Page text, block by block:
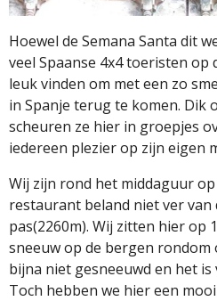
Hoewel de Semana Santa dit
veel Spaanse 4x4 toeristen op
leuk vinden om met een zo
in Spanje terug te komen. Dik
scheuren ze hier in groepjes
iedereen plezier op zijn eigen
Wij zijn rond het middaguur
restaurant beland niet ver van
pas(2260m). Wij zitten hier op
sneeuw op de bergen
bijna niet gesneeuwd en het is
Toch hebben we hier een